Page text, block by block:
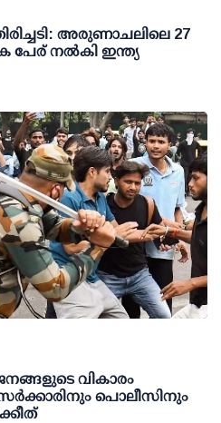
അരുണാചലിലെ 27
പേര് നല്‍കി ഇന്ത്യ
വികാരം
സര്‍ക്കാരിനും പൊലീസിനും